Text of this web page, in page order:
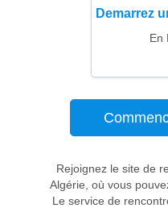
Demarrez
En
Rejoignez le site de
Algérie, où vous
Le service de